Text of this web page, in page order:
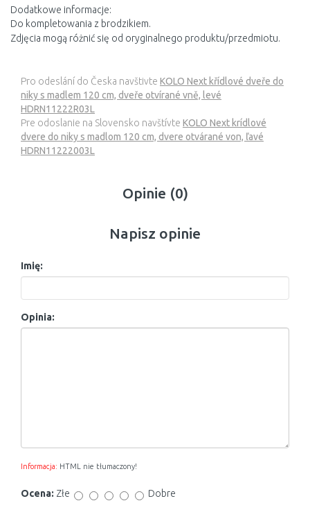
Dodatkowe informacje:
Do kompletowania z brodzikiem.
Zdjęcia mogą różnić się od oryginalnego produktu/przedmiotu.
Pro odeslání do Česka navštivte KOLO Next křídlové dveře do
niky s madlem 120 cm, dveře otvírané vně, levé
HDRN11222R03L
Pre odoslanie na Slovensko navštívte KOLO Next krídlové
dvere do niky s madlom 120 cm, dvere otvárané von, ľavé
HDRN11222003L
Opinie (0)
Napisz opinie
Imię:
Opinia:
Informacja: HTML nie tłumaczony!
Ocena: Złe Dobre